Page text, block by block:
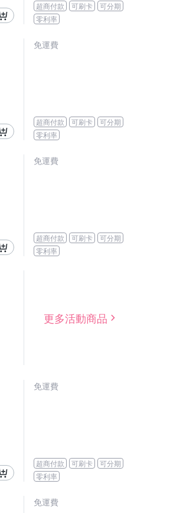
超商付款 可刷卡
可分期
零利率
免運費
超商付款 可刷卡
可分期
零利率
免運費
超商付款 可刷卡
可分期
零利率
更多活動商品
免運費
超商付款 可刷卡
可分期
零利率
免運費